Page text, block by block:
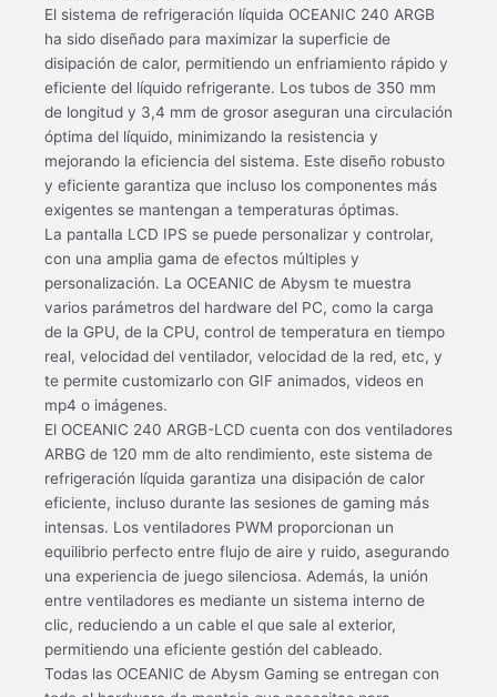
El sistema de refrigeración líquida OCEANIC 240 ARGB
ha sido diseñado para maximizar la superficie de
disipación de calor, permitiendo un enfriamiento rápido y
eficiente del líquido refrigerante. Los tubos de 350 mm
de longitud y 3,4 mm de grosor aseguran una circulación
óptima del líquido, minimizando la resistencia y
mejorando la eficiencia del sistema. Este diseño robusto
y eficiente garantiza que incluso los componentes más
exigentes se mantengan a temperaturas óptimas.
La pantalla LCD IPS se puede personalizar y controlar,
con una amplia gama de efectos múltiples y
personalización. La OCEANIC de Abysm te muestra
varios parámetros del hardware del PC, como la carga
de la GPU, de la CPU, control de temperatura en tiempo
real, velocidad del ventilador, velocidad de la red, etc, y
te permite customizarlo con GIF animados, videos en
mp4 o imágenes.
El OCEANIC 240 ARGB-LCD cuenta con dos ventiladores
ARBG de 120 mm de alto rendimiento, este sistema de
refrigeración líquida garantiza una disipación de calor
eficiente, incluso durante las sesiones de gaming más
intensas. Los ventiladores PWM proporcionan un
equilibrio perfecto entre flujo de aire y ruido, asegurando
una experiencia de juego silenciosa. Además, la unión
entre ventiladores es mediante un sistema interno de
clic, reduciendo a un cable el que sale al exterior,
permitiendo una eficiente gestión del cableado.
Todas las OCEANIC de Abysm Gaming se entregan con